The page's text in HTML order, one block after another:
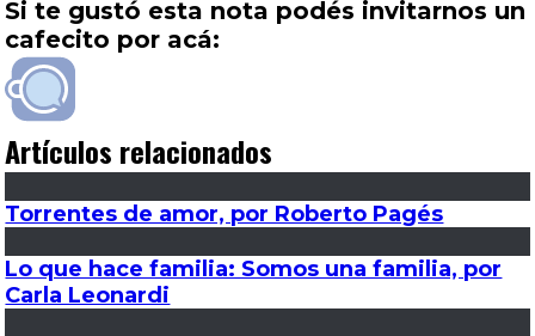
Si te gustó esta nota podés invitarnos un
cafecito por acá:
Artículos relacionados
Torrentes de amor, por Roberto Pagés
Lo que hace familia: Somos una familia, por
Carla Leonardi